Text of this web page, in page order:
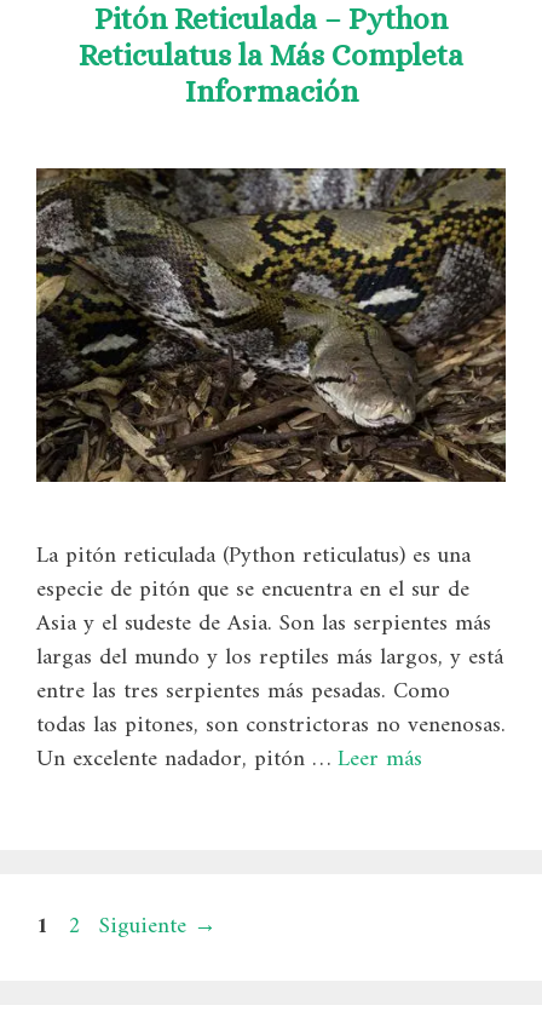
Pitón Reticulada – Python
Reticulatus la Más Completa
Información
La pitón reticulada (Python reticulatus) es una
especie de pitón que se encuentra en el sur de
Asia y el sudeste de Asia. Son las serpientes más
largas del mundo y los reptiles más largos, y está
entre las tres serpientes más pesadas. Como
todas las pitones, son constrictoras no venenosas.
Un excelente nadador, pitón …Leer más
Página
1 Página
2 Siguiente →